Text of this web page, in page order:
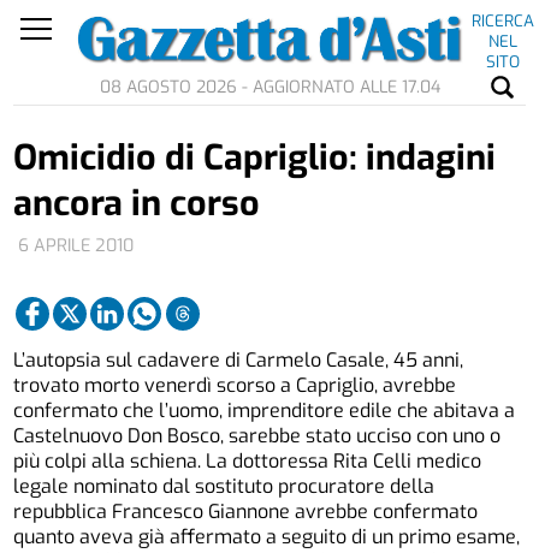
RICERCA
NEL
SITO
08 AGOSTO 2026 - AGGIORNATO ALLE 17.04
6 APRILE 2010
Omicidio di Capriglio: indagini
ancora in corso
L’autopsia sul cadavere di Carmelo Casale, 45 anni,
trovato morto venerdì scorso a Capriglio, avrebbe
confermato che l’uomo, imprenditore edile che abitava a
Castelnuovo Don Bosco, sarebbe stato ucciso con uno o
più colpi alla schiena. La dottoressa Rita Celli medico
legale nominato dal sostituto procuratore della
repubblica Francesco Giannone avrebbe confermato
quanto aveva già affermato a seguito di un primo esame,